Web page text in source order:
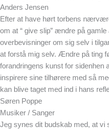
Anders Jensen
Efter at have hørt torbens
om at “ give slip” ændre på
overbevisninger om sig selv i
at forstå mig selv. Ændre på ting
forandringens kunst for sidenhen
inspirere sine tilhørere med så
kan blive taget med ind i hans
Søren Poppe
Musiker / Sanger
Jeg synes dit budskab med, at vi